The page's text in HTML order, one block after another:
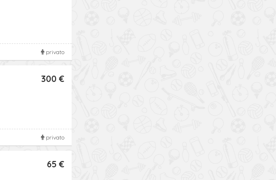
privato
300 €
privato
65 €